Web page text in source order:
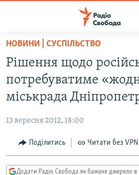
Перейти
основного
матеріалу
Перейти
до
основної
навігації
Перейти
до
пошуку
ВСЕ ЗА ДОБУ
СТАТТІ
ЕКОНОМІКА
СУСПІЛЬСТВО
РОСІЙСЬКА «ФІЛЬТРАЦІЯ»
ДОНБАС.РЕАЛІЇ
НОВИНИ | СУСПІЛЬСТВО
Рішення щодо
потребуватиме
міськрада
13 вересня 2012, 18:00
Поділитись Читати без VPN
Додати Радіо Свобода як бажане джерело в